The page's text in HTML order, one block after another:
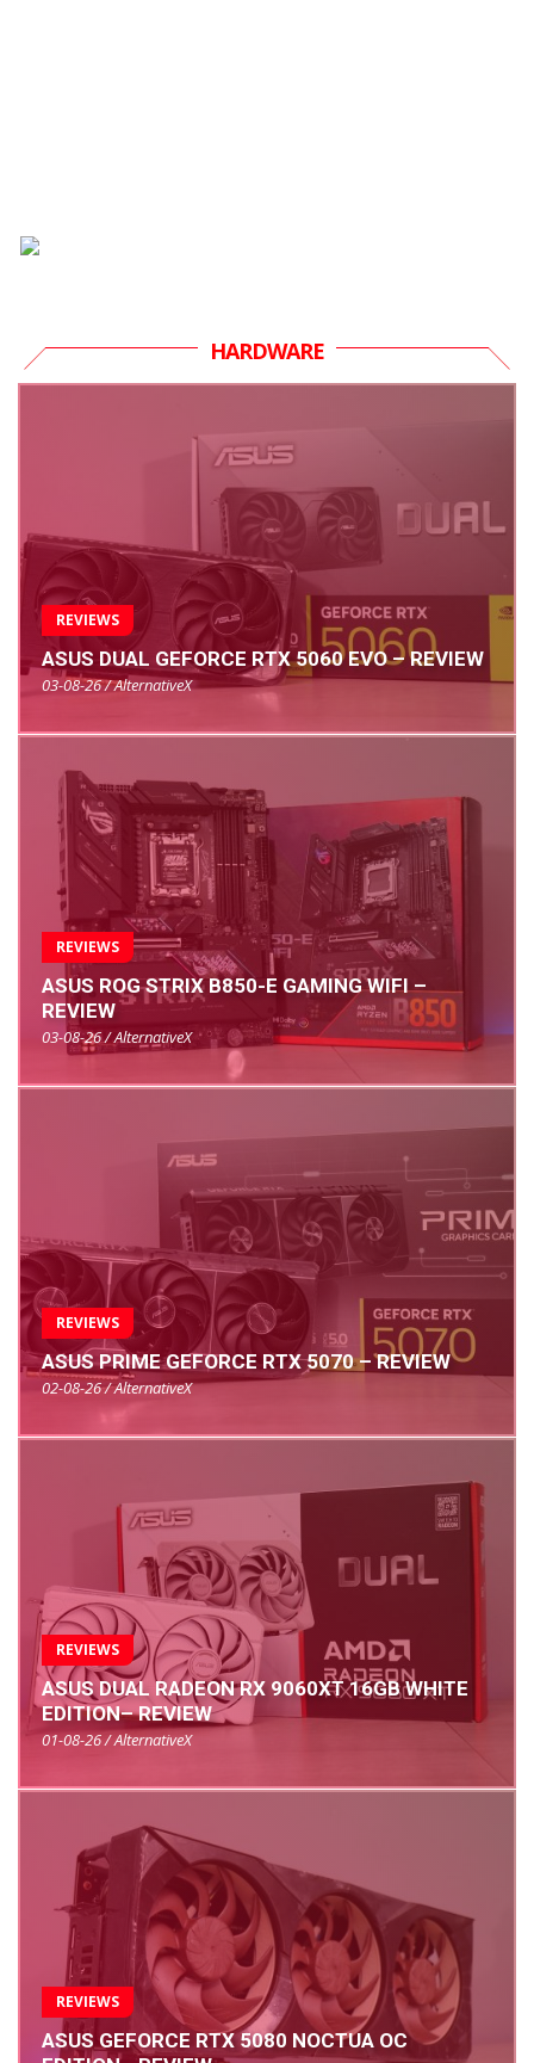
HARDWARE
REVIEWS
ASUS DUAL GEFORCE RTX 5060 EVO – REVIEW
03-08-26 / AlternativeX
REVIEWS
ASUS ROG STRIX B850-E GAMING WIFI –
REVIEW
03-08-26 / AlternativeX
REVIEWS
ASUS PRIME GEFORCE RTX 5070 – REVIEW
02-08-26 / AlternativeX
REVIEWS
ASUS DUAL RADEON RX 9060XT 16GB WHITE
EDITION– REVIEW
01-08-26 / AlternativeX
REVIEWS
ASUS GEFORCE RTX 5080 NOCTUA OC